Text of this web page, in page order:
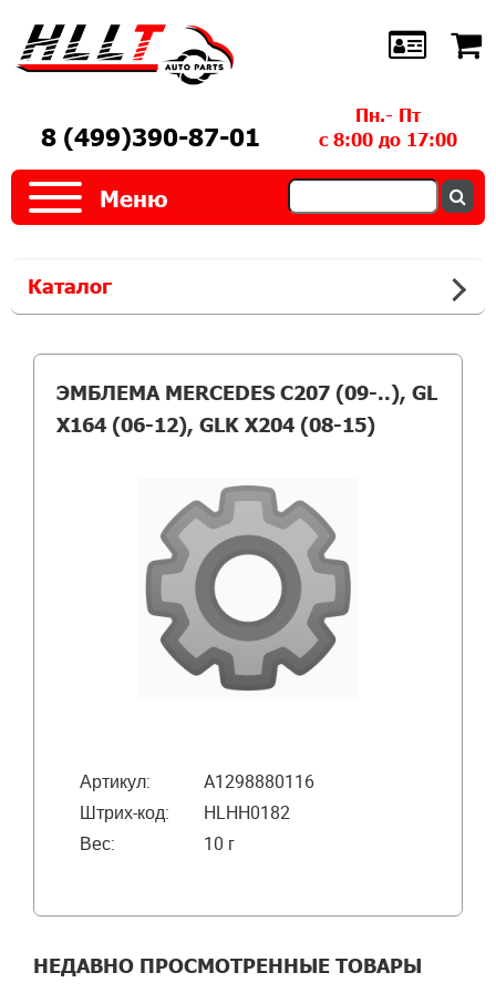
8 (499)390-87-01
Пн.- Пт
с 8:00 до 17:00
Меню
Каталог
ЭМБЛЕМА MERCEDES C207 (09-..), GL
X164 (06-12), GLK X204 (08-15)
Артикул:
A1298880116
Штрих-код:
HLHH0182
Вес:
10 г
НЕДАВНО ПРОСМОТРЕННЫЕ ТОВАРЫ